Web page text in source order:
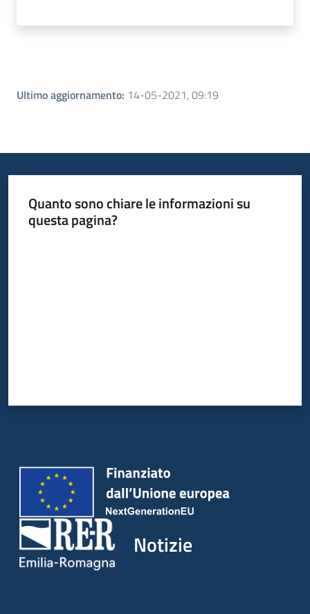
Ultimo aggiornamento: 14-05-2021, 09:19
Quanto sono chiare le informazioni su
questa pagina?
Notizie